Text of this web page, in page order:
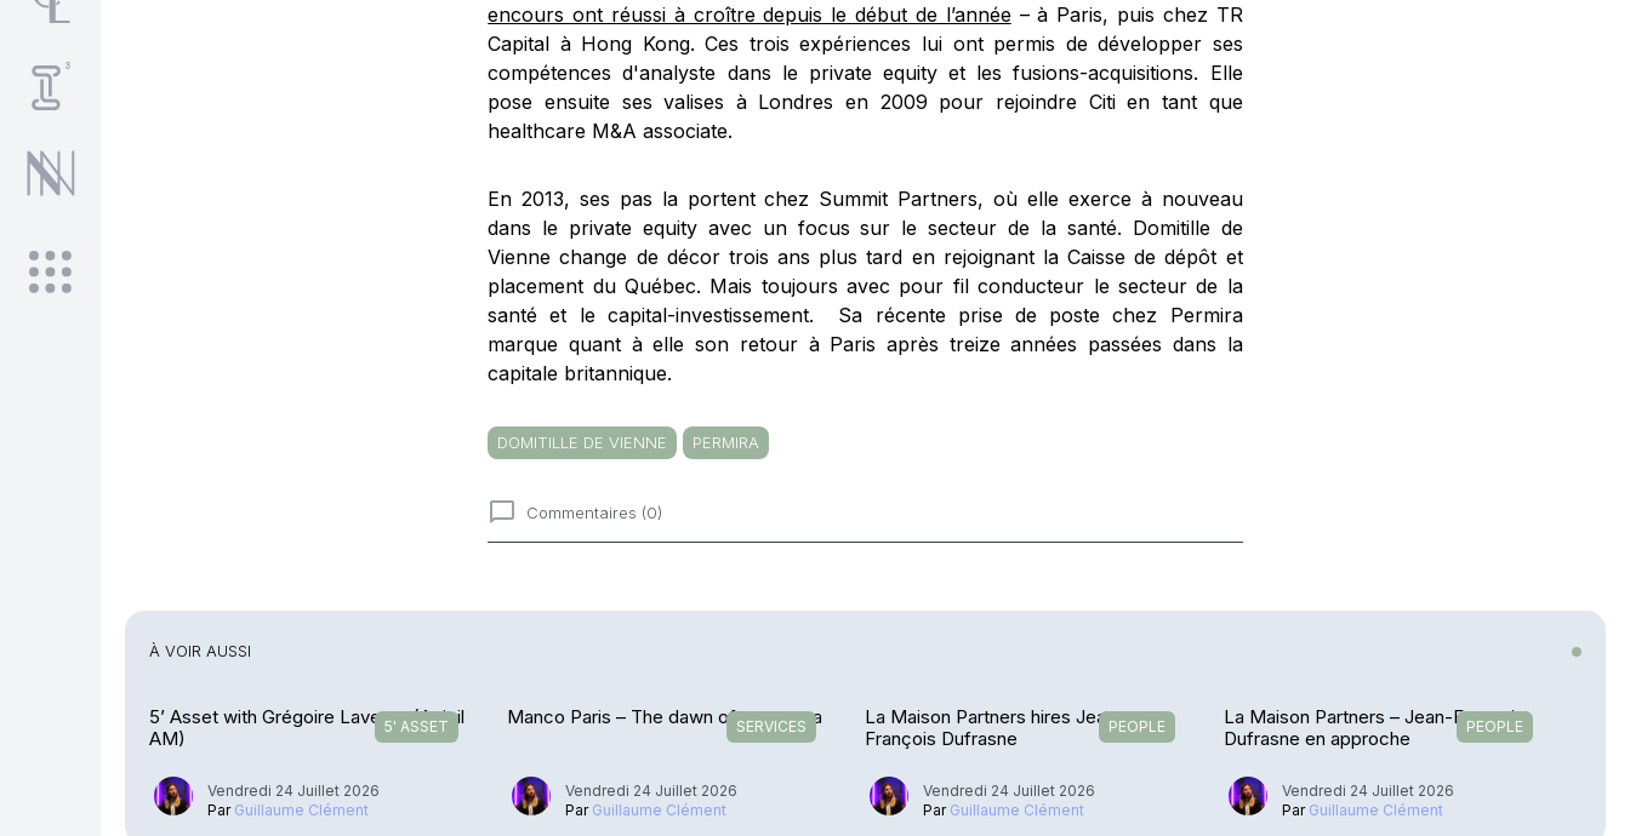
encours ont réussi à croître depuis le début de l’année– à Paris, puis chez TR
Capital à Hong Kong. Ces trois expériences lui ont permis de développer ses
compétences d'analyste dans le private equity et les fusions-acquisitions. Elle
pose ensuite ses valises à Londres en 2009 pour rejoindre Citi en tant que
healthcare M&A associate.
En 2013, ses pas la portent chez Summit Partners, où elle exerce à nouveau
dans le private equity avec un focus sur le secteur de la santé. Domitille de
Vienne change de décor trois ans plus tard en rejoignant la Caisse de dépôt et
placement du Québec. Mais toujours avec pour fil conducteur le secteur de la
santé et le capital-investissement. Sa récente prise de poste chez Permira
marque quant à elle son retour à Paris après treize années passées dans la
capitale britannique.
DOMITILLE DE VIENNE PERMIRA
Commentaires (0)
À VOIR AUSSI
5' ASSET
5’ Asset with Grégoire Laverne (Apicil
AM)
Vendredi 24 Juillet 2026
Par Guillaume Clément
SERVICES
Manco Paris – The dawn of a new era
Vendredi 24 Juillet 2026
Par Guillaume Clément
PEOPLE
La Maison Partners hires Jean-
François Dufrasne
Vendredi 24 Juillet 2026
Par Guillaume Clément
PEOPLE
La Maison Partners – Jean-François
Dufrasne en approche
Vendredi 24 Juillet 2026
Par Guillaume Clément